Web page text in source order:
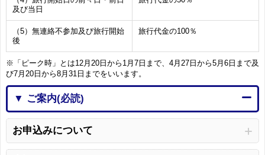
及び当日
（5）無連絡不参加及び旅行開始
後
旅行代金の100％
※「ピーク時」とは12月20日から1月7日まで、4月27日から5月6日まで及
び7月20日から8月31日までをいいます。
▼ ご案内(必読)
お申込みについて